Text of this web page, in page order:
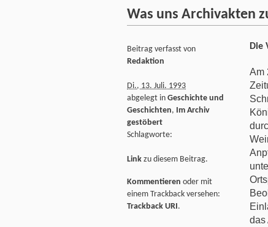
Was uns Archivakten
Die
Am
das
Beitrag verfasst von
Redaktion
Di., 13. Juli. 1993
abgelegt in Geschichte und
Geschichten, Im Archiv
gestöbert
Schlagworte:
Link zu diesem Beitrag.
Kommentieren oder mit
einem Trackback versehen:
Trackback URI.